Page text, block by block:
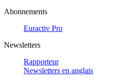
Abonnements
Euractiv Pro
Newsletters
Rapporteur
Newsletters en anglais